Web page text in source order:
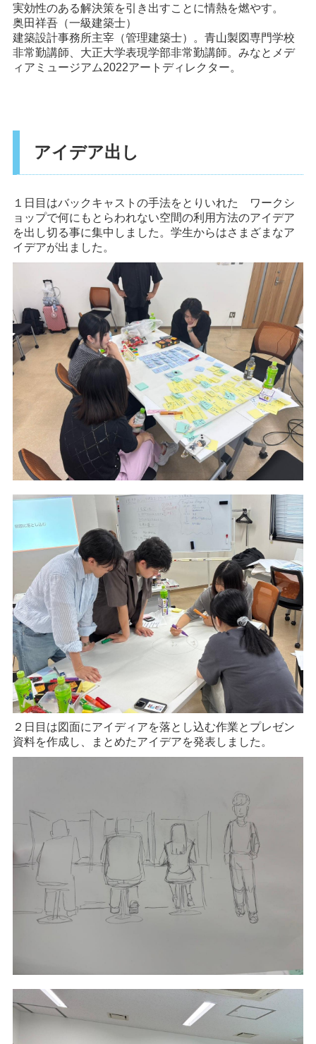
実効性のある解決策を引き出すことに情熱を燃やす。
奥田祥吾（一級建築士）
建築設計事務所主宰（管理建築士）。青山製図専門学校
非常勤講師、大正大学表現学部非常勤講師。みなとメデ
ィアミュージアム2022アートディレクター。
アイデア出し
１日目はバックキャストの手法をとりいれた ワークシ
ョップで何にもとらわれない空間の利用方法のアイデア
を出し切る事に集中しました。学生からはさまざまなア
イデアが出ました。
２日目は図面にアイディアを落とし込む作業とプレゼン
資料を作成し、まとめたアイデアを発表しました。